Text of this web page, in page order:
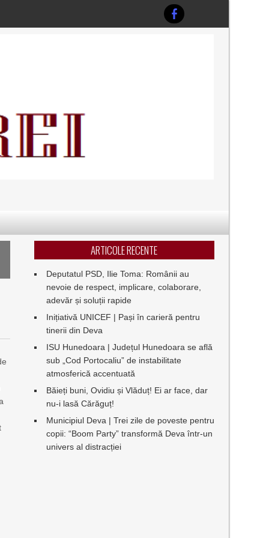
ARTICOLE RECENTE
Deputatul PSD, Ilie Toma: Românii au
nevoie de respect, implicare, colaborare,
adevăr și soluții rapide
Inițiativă UNICEF | Pași în carieră pentru
tinerii din Deva
ISU Hunedoara | Județul Hunedoara se află
sub „Cod Portocaliu” de instabilitate
atmosferică accentuată
Băieți buni, Ovidiu și Vlăduț! Ei ar face, dar
nu-i lasă Cărăguț!
Municipiul Deva | Trei zile de poveste pentru
copii: “Boom Party” transformă Deva într-un
univers al distracției